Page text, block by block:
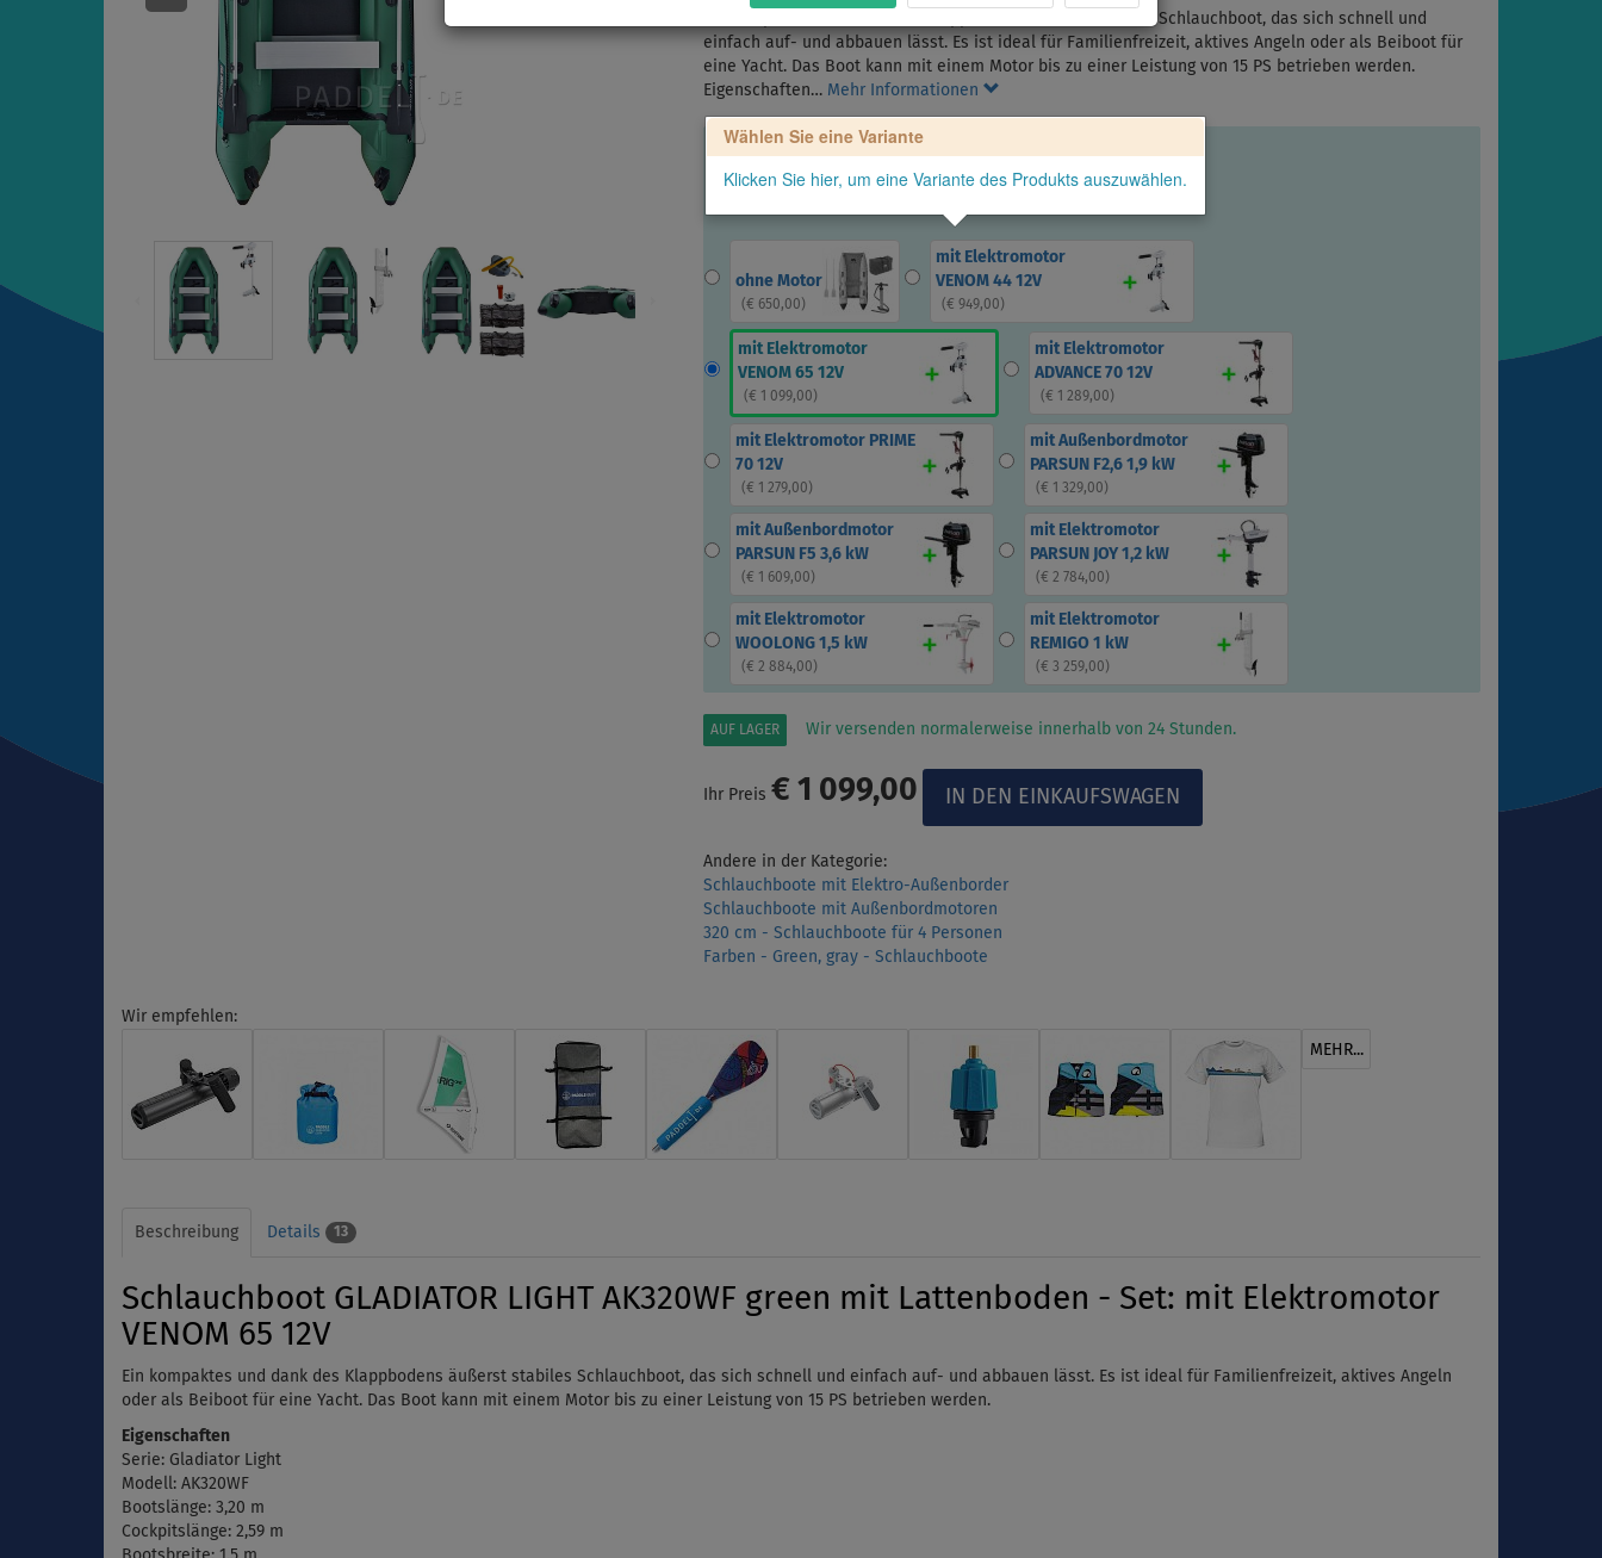
Ein kompaktes und dank des Klappbodens äußerst stabiles Schlauchboot, das sich schnell und
einfach auf- und abbauen lässt. Es ist ideal für Familienfreizeit, aktives Angeln oder als Beiboot für
eine Yacht. Das Boot kann mit einem Motor bis zu einer Leistung von 15 PS betrieben werden.
Eigenschaften… Mehr Informationen
Wählen Sie eine Variante
Klicken Sie hier, um eine Variante des Produkts auszuwählen.
ohne Motor
(€ 650,00)
mit Elektromotor
VENOM 44 12V
(€ 949,00)
mit Elektromotor
VENOM 65 12V
(€ 1 099,00)
mit Elektromotor
ADVANCE 70 12V
(€ 1 289,00)
mit Elektromotor PRIME
70 12V
(€ 1 279,00)
mit Außenbordmotor
PARSUN F2,6 1,9 kW
(€ 1 329,00)
mit Außenbordmotor
PARSUN F5 3,6 kW
(€ 1 609,00)
mit Elektromotor
PARSUN JOY 1,2 kW
(€ 2 784,00)
mit Elektromotor
WOOLONG 1,5 kW
(€ 2 884,00)
mit Elektromotor
REMIGO 1 kW
(€ 3 259,00)
AUF LAGER Wir versenden normalerweise innerhalb von 24 Stunden.
Ihr Preis € 1 099,00
Andere in der Kategorie:
Schlauchboote mit Elektro-Außenborder
Schlauchboote mit Außenbordmotoren
320 cm - Schlauchboote für 4 Personen
Farben - Green, gray - Schlauchboote
Wir empfehlen:
MEHR...
Beschreibung Details 13
Schlauchboot GLADIATOR LIGHT AK320WF green mit Lattenboden - Set: mit Elektromotor
VENOM 65 12V
Ein kompaktes und dank des Klappbodens äußerst stabiles Schlauchboot, das sich schnell und einfach auf- und abbauen lässt. Es ist ideal für Familienfreizeit, aktives Angeln
oder als Beiboot für eine Yacht. Das Boot kann mit einem Motor bis zu einer Leistung von 15 PS betrieben werden.
Eigenschaften
Serie: Gladiator Light
Modell: AK320WF
Bootslänge: 3,20 m
Cockpitslänge: 2,59 m